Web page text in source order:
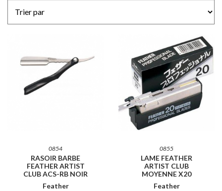
0854
RASOIR BARBE
FEATHER ARTIST
CLUB ACS-RB NOIR
Feather
0855
LAME FEATHER
ARTIST CLUB
MOYENNE X20
Feather